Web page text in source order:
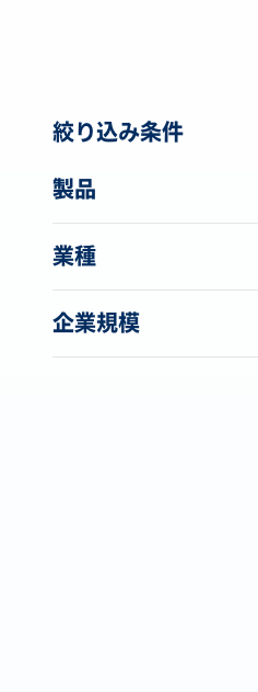
絞り込み条件
製品
業種
企業規模